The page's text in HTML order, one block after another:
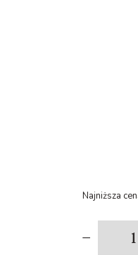
Najniższa
-